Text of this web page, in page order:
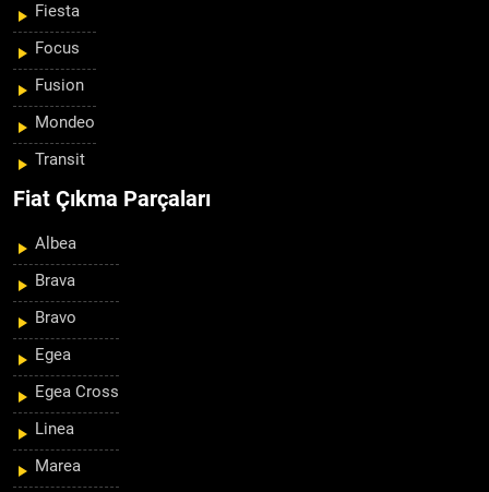
Fiesta
Focus
Fusion
Mondeo
Transit
Fiat Çıkma Parçaları
Albea
Brava
Bravo
Egea
Egea Cross
Linea
Marea